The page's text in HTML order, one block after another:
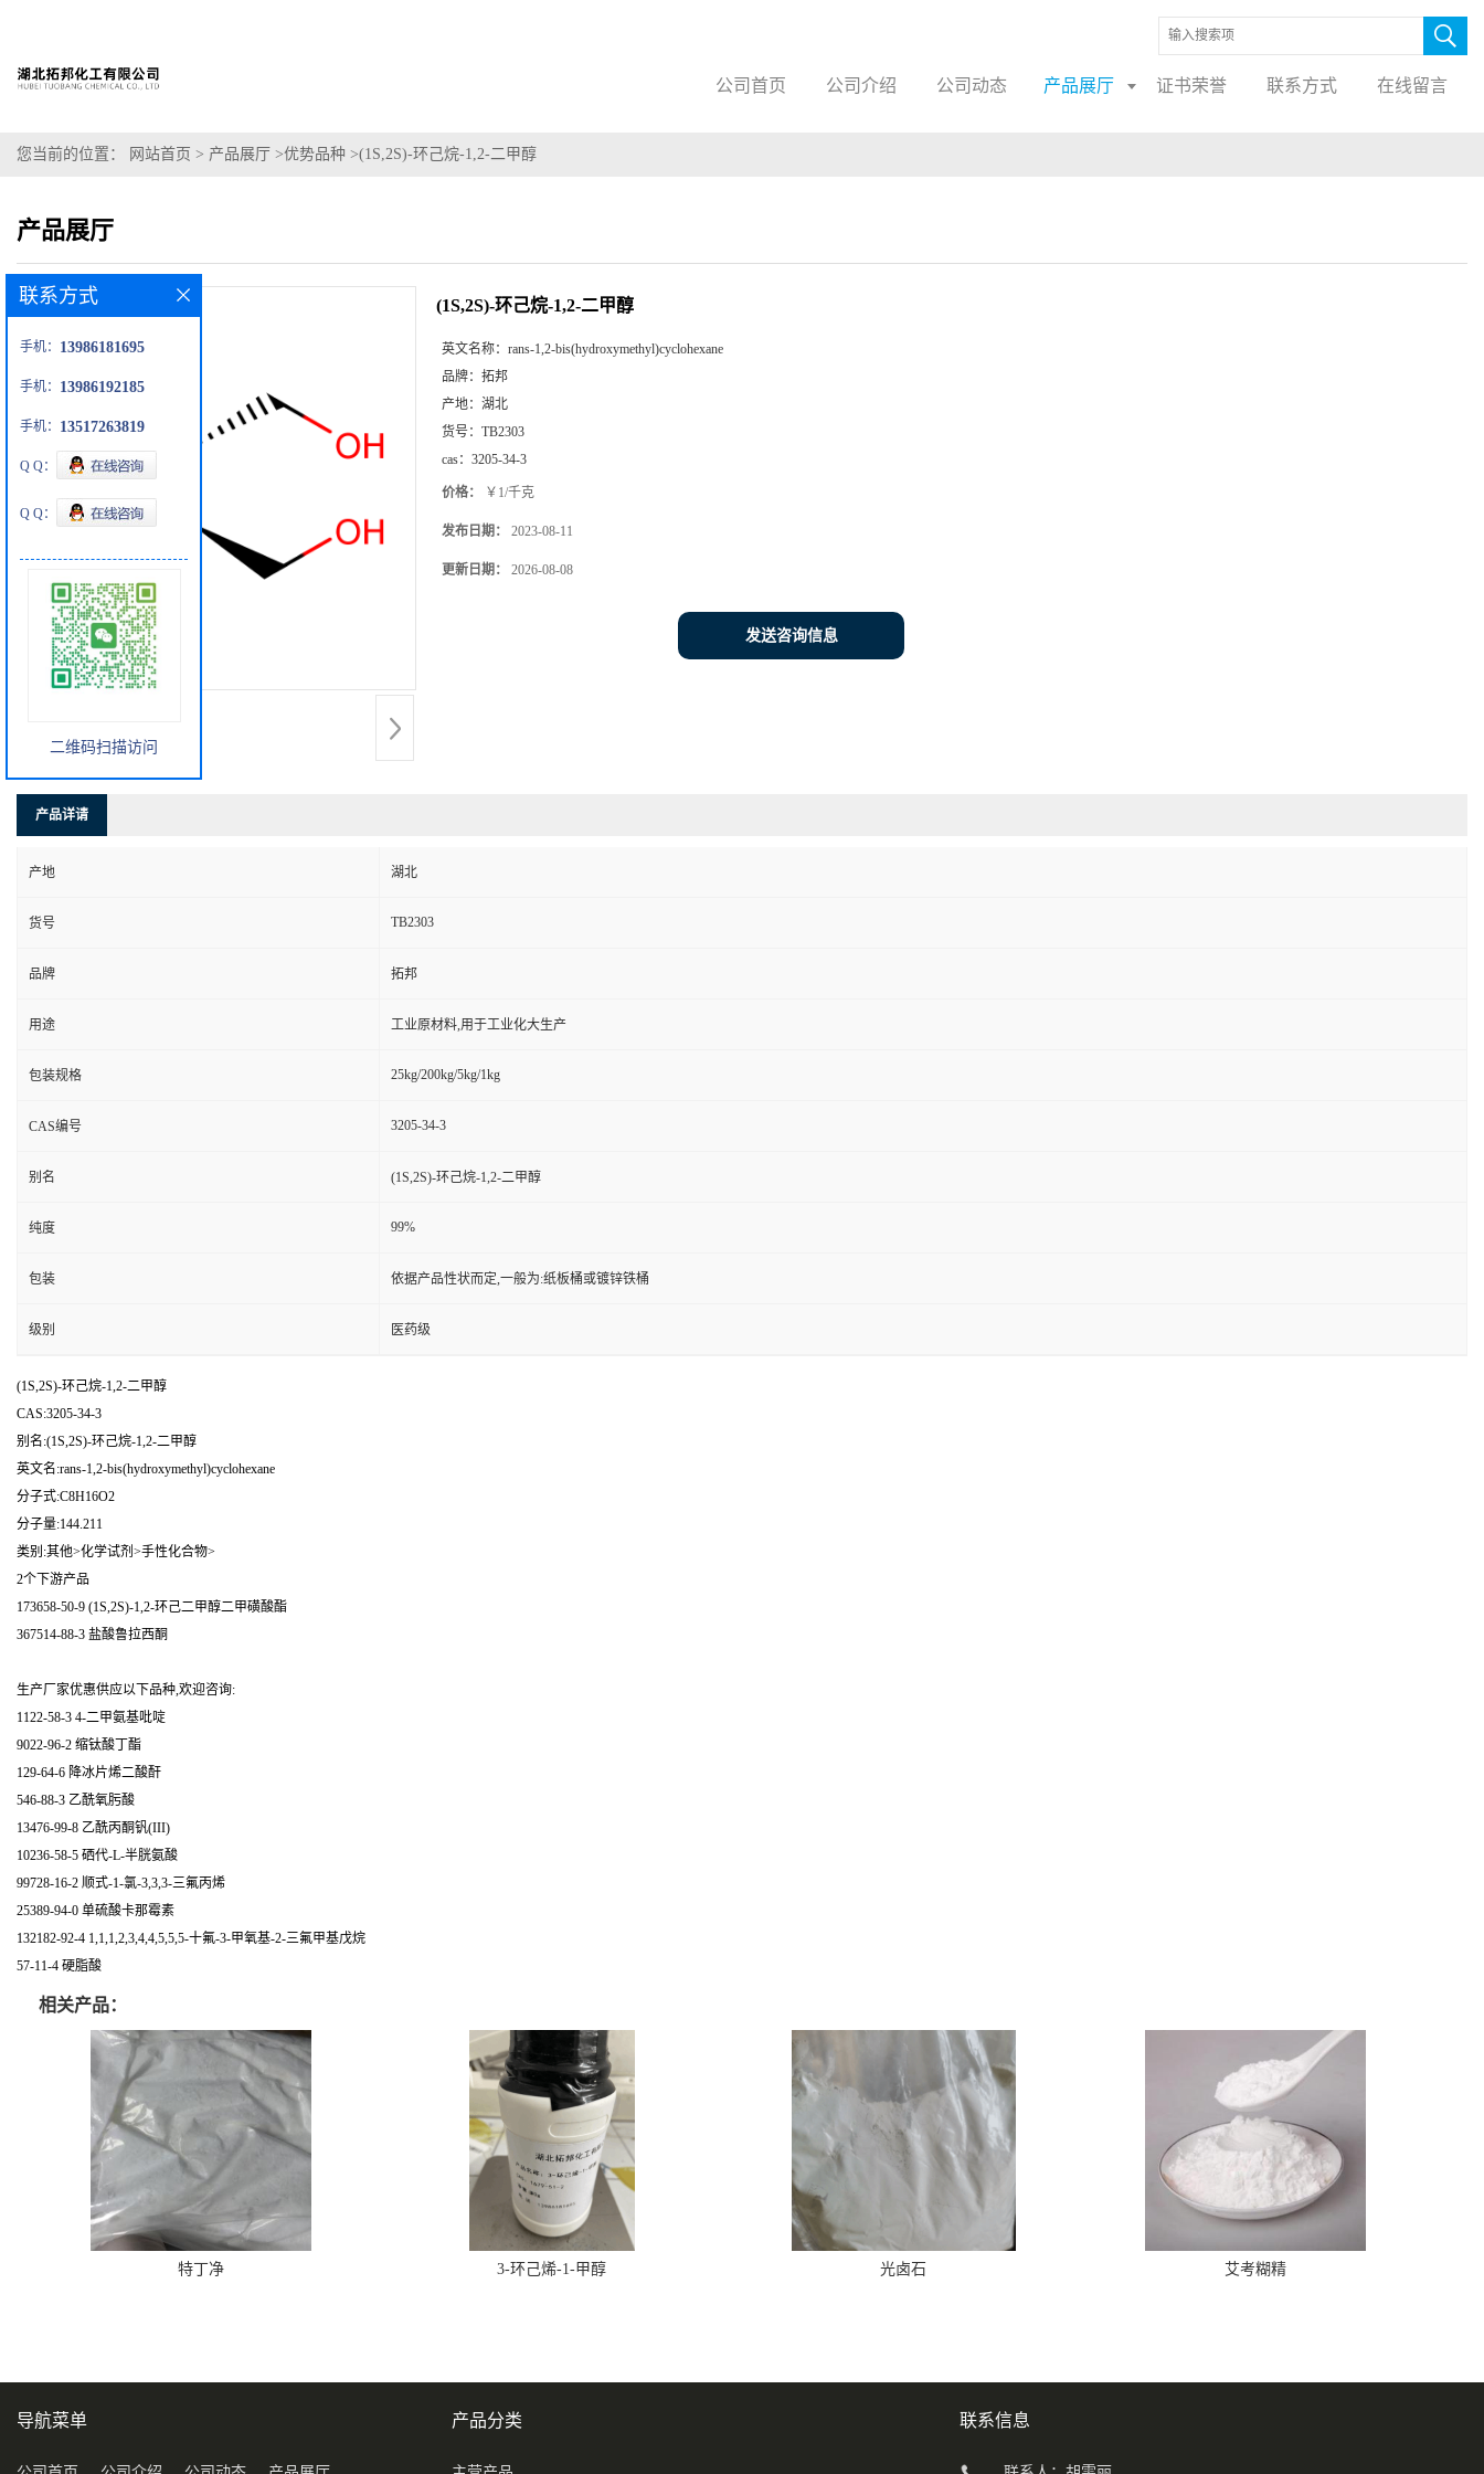
公司首页 公司介绍 公司动态 产品展厅 证书荣誉 联系方式 在线留言
您当前的位置： 网站首页 > 产品展厅 >优势品种 >(1S,2S)-环己烷-1,2-二甲醇
产品展厅
(1S,2S)-环己烷-1,2-二甲醇
英文名称： rans-1,2-bis(hydroxymethyl)cyclohexane
品牌： 拓邦
产地： 湖北
货号： TB2303
cas： 3205-34-3
价格： ￥1/千克
发布日期： 2023-08-11
更新日期： 2026-08-08
发送咨询信息
产品详请
产地 湖北
货号 TB2303
品牌 拓邦
用途 工业原材料,用于工业化大生产
包装规格 25kg/200kg/5kg/1kg
CAS编号 3205-34-3
别名 (1S,2S)-环己烷-1,2-二甲醇
纯度 99%
包装 依据产品性状而定,一般为:纸板桶或镀锌铁桶
级别 医药级
(1S,2S)-环己烷-1,2-二甲醇
CAS:3205-34-3
别名:(1S,2S)-环己烷-1,2-二甲醇
英文名:rans-1,2-bis(hydroxymethyl)cyclohexane
分子式:C8H16O2
分子量:144.211
类别:其他>化学试剂>手性化合物>
2个下游产品
173658-50-9 (1S,2S)-1,2-环己二甲醇二甲磺酸酯
367514-88-3 盐酸鲁拉西酮
生产厂家优惠供应以下品种,欢迎咨询:
1122-58-3 4-二甲氨基吡啶
9022-96-2 缩钛酸丁酯
129-64-6 降冰片烯二酸酐
546-88-3 乙酰氧肟酸
13476-99-8 乙酰丙酮钒(III)
10236-58-5 硒代-L-半胱氨酸
99728-16-2 顺式-1-氯-3,3,3-三氟丙烯
25389-94-0 单硫酸卡那霉素
132182-92-4 1,1,1,2,3,4,4,5,5,5-十氟-3-甲氧基-2-三氟甲基戊烷
57-11-4 硬脂酸
相关产品：
特丁净 3-环己烯-1-甲醇 光卤石 艾考糊精
联系方式
手机： 13986181695
手机： 13986192185
手机： 13517263819
Q Q：
Q Q：
二维码扫描访问
导航菜单 产品分类 联系信息